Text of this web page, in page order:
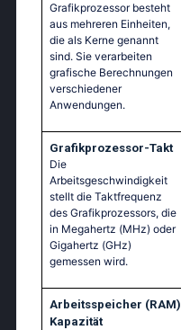
Grafikprozessor besteht
aus mehreren Einheiten,
die als Kerne genannt
sind. Sie verarbeiten
grafische Berechnungen
verschiedener
Anwendungen.
Grafikprozessor-Takt
Die
Arbeitsgeschwindigkeit
stellt die Taktfrequenz
des Grafikprozessors, die
in Megahertz (MHz) oder
Gigahertz (GHz)
gemessen wird.
Arbeitsspeicher (RAM)
Kapazität